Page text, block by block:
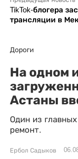
TikTok-блогера
трансляции в
Дороги
На одном
Астаны
Один из
ремонт.
Ербол Садыков